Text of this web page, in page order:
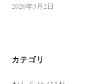
2026年3月2日
カテゴリ